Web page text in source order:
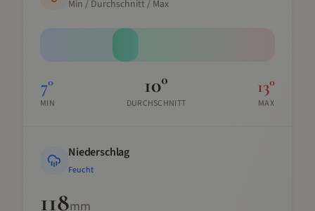
Min / Durchschnitt / Max
7°
MIN
10°
DURCHSCHNITT
13°
MAX
Niederschlag
Feucht
118mm